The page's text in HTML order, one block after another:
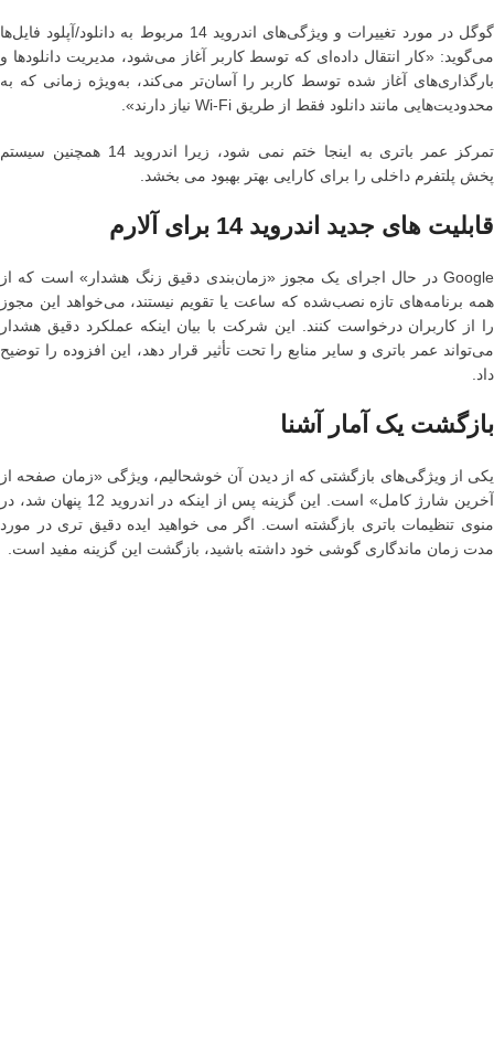
گوگل در مورد تغییرات و ویژگی‌های اندروید 14 مربوط به دانلود/آپلود فایل‌ها
می‌گوید: «کار انتقال داده‌ای که توسط کاربر آغاز می‌شود، مدیریت دانلودها و
بارگذاری‌های آغاز شده توسط کاربر را آسان‌تر می‌کند، به‌ویژه زمانی که به
محدودیت‌هایی مانند دانلود فقط از طریق Wi-Fi نیاز دارند».
تمرکز عمر باتری به اینجا ختم نمی شود، زیرا اندروید 14 همچنین سیستم
پخش پلتفرم داخلی را برای کارایی بهتر بهبود می بخشد.
قابلیت های جدید اندروید 14 برای آلارم
Google در حال اجرای یک مجوز «زمان‌بندی دقیق زنگ هشدار» است که از
همه برنامه‌های تازه نصب‌شده که ساعت یا تقویم نیستند، می‌خواهد این مجوز
را از کاربران درخواست کنند. این شرکت با بیان اینکه عملکرد دقیق هشدار
می‌تواند عمر باتری و سایر منابع را تحت تأثیر قرار دهد، این افزوده را توضیح
داد.
بازگشت یک آمار آشنا
یکی از ویژگی‌های بازگشتی که از دیدن آن خوشحالیم، ویژگی «زمان صفحه از
آخرین شارژ کامل» است. این گزینه پس از اینکه در اندروید 12 پنهان شد، در
منوی تنظیمات باتری بازگشته است. اگر می خواهید ایده دقیق تری در مورد
مدت زمان ماندگاری گوشی خود داشته باشید، بازگشت این گزینه مفید است.